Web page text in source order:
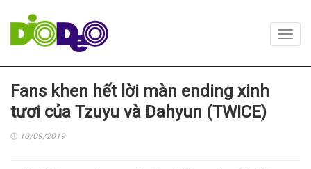
Fans khen hết lời màn ending xinh
tươi của Tzuyu và Dahyun (TWICE)
10/09/2019